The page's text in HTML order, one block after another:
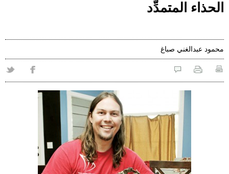
الحذاء المتمدِّد
محمود عبدالغني صباغ